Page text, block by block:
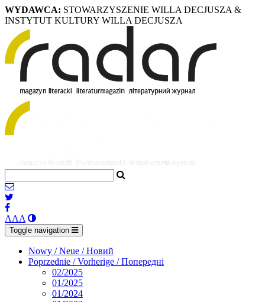
WYDAWCA: STOWARZYSZENIE WILLA DECJUSZA &
INSTYTUT KULTURY WILLA DECJUSZA
AAA
Toggle navigation
Nowy / Neue / Новий
Poprzednie / Vorherige / Попередні
02/2025
01/2025
01/2024